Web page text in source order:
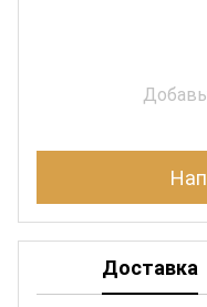
Доставка